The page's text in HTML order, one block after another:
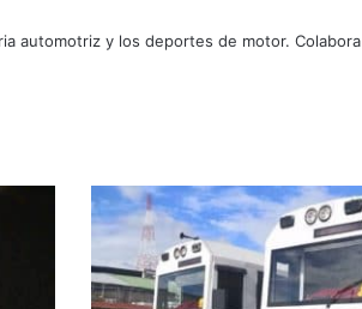
automotriz y los deportes de motor.
Piden
aumentar
del
tren